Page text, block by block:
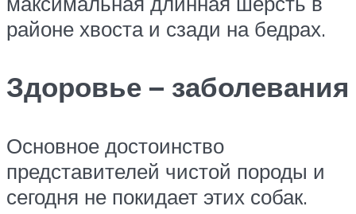
районе хвоста и сзади на бедрах.
Здоровье – заболевания
Основное достоинство
представителей чистой породы и
сегодня не покидает этих собак.